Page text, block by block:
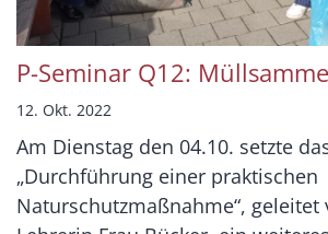
P-Seminar Q12:
12. Okt. 2022
Am Dienstag den 04.10. setzte
„Durchführung einer praktischen
Naturschutzmaßnahme“, geleitet